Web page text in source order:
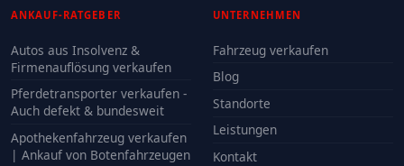
ANKAUF-RATGEBER
Autos aus Insolvenz &
Firmenauflösung verkaufen
Pferdetransporter verkaufen -
Auch defekt & bundesweit
Apothekenfahrzeug verkaufen
| Ankauf von Botenfahrzeugen
UNTERNEHMEN
Fahrzeug verkaufen
Blog
Standorte
Leistungen
Kontakt